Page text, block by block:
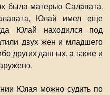
была матерью Салавата.
Юлай имел еще
Юлай находился под
двух жен и младшего
других данных, а также и
Юлая можно судить по